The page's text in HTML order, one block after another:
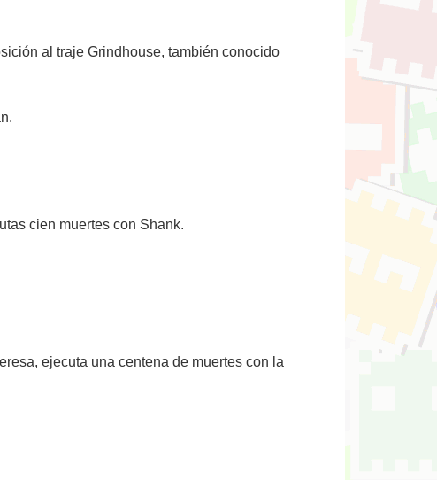
al traje Grindhouse, también conocido
cien muertes con Shank.
ejecuta una centena de muertes con la